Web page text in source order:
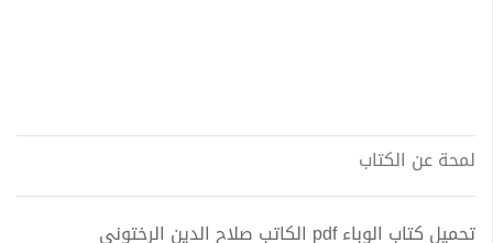
لمحة عن الكتاب
تحميل كتاب الوباء pdf الكاتب صلاح الدين الرختوني